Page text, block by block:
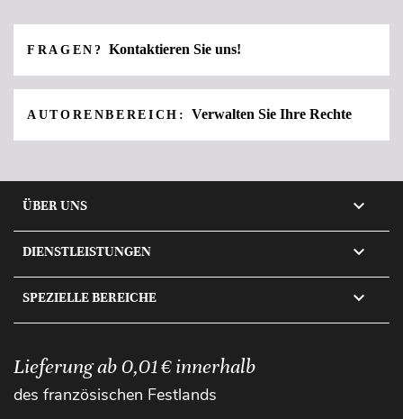
FRAGEN?Kontaktieren Sie uns!
AUTORENBEREICH:Verwalten Sie Ihre Rechte
ÜBER UNS 
DIENSTLEISTUNGEN 
SPEZIELLE BEREICHE 
Lieferung ab 0,01 € innerhalb
des französischen Festlands